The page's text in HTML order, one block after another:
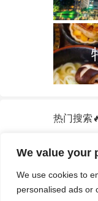
We value your
We use cookies to
personalised ads or
热门搜索
泰国
中国
签证
酒店